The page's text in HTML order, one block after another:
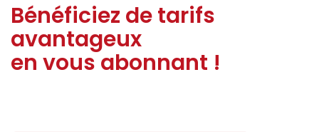
Bénéficiez de tarifs
avantageux
en vous abonnant !